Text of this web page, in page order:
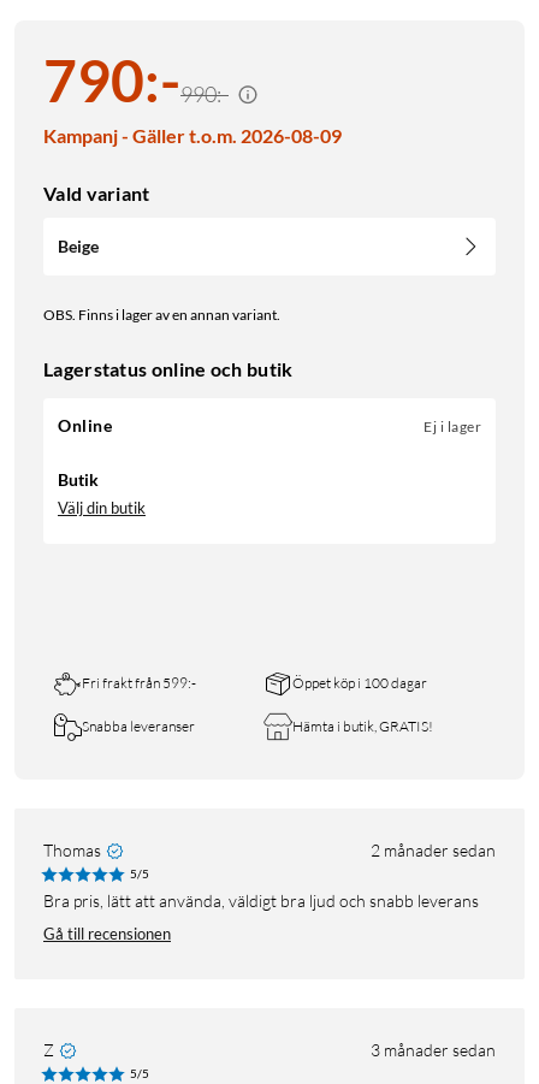
790:-990:-
Kampanj - Gäller t.o.m. 2026-08-09
Vald variant
Beige
OBS. Finns i lager av en annan variant.
Lagerstatus online och butik
Online Ej i lager
Butik
Välj din butik
Fri frakt från 599:- Öppet köp i 100 dagar
Snabba leveranser Hämta i butik, GRATIS!
Thomas 2 månader sedan
5/5
Bra pris, lätt att använda, väldigt bra ljud och snabb leverans
Gå till recensionen
Z 3 månader sedan
5/5